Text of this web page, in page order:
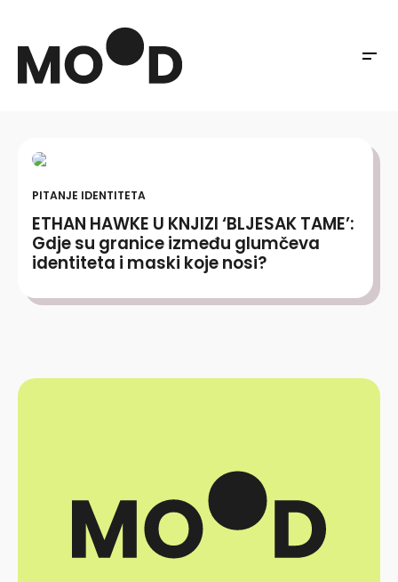
PITANJE IDENTITETA
ETHAN HAWKE U KNJIZI ‘BLJESAK TAME’:
Gdje su granice između glumčeva
identiteta i maski koje nosi?